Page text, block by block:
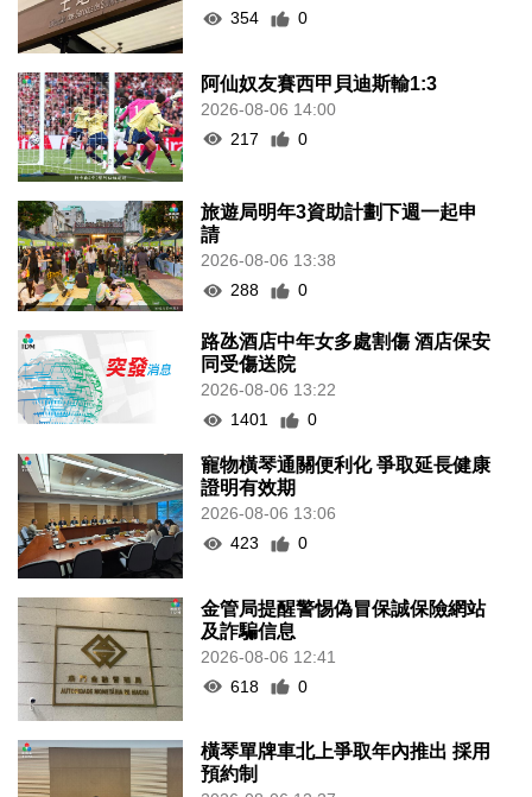
354
0
阿仙奴友賽西甲貝迪斯輸1:3
2026-08-06 14:00
217
0
旅遊局明年3資助計劃下週一起申
請
2026-08-06 13:38
288
0
路氹酒店中年女多處割傷 酒店保安
同受傷送院
2026-08-06 13:22
1401
0
寵物橫琴通關便利化 爭取延長健康
證明有效期
2026-08-06 13:06
423
0
金管局提醒警惕偽冒保誠保險網站
及詐騙信息
2026-08-06 12:41
618
0
橫琴單牌車北上爭取年內推出 採用
預約制